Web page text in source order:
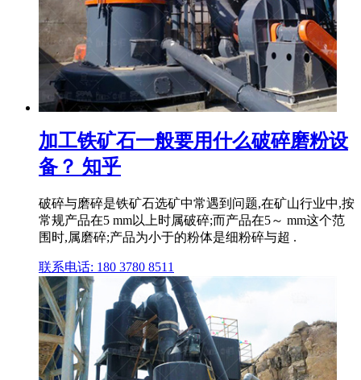
加工铁矿石一般要用什么破碎磨粉设
备？ 知乎
破碎与磨碎是铁矿石选矿中常遇到问题,在矿山行业中,按
常规产品在5 mm以上时属破碎;而产品在5～ mm这个范
围时,属磨碎;产品为小于的粉体是细粉碎与超 .
联系电话: 180 3780 8511